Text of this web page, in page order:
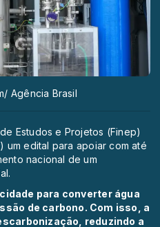
Agência Brasil
Estudos e Projetos (Finep)
um edital para apoiar com até
nacional de um
para converter água
de carbono. Com isso, a
reduzindo a